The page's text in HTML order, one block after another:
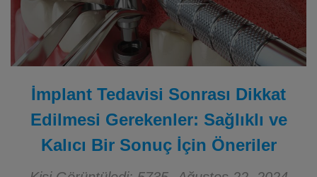
İmplant Tedavisi Sonrası Dikkat
Edilmesi Gerekenler: Sağlıklı ve
Kalıcı Bir Sonuç İçin Öneriler